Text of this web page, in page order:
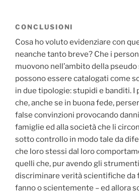
CONCLUSIONI
Cosa ho voluto evidenziare con
neanche tanto breve? Che i
muovono nell’ambito della
possono essere catalogati come
in due tipologie: stupidi e banditi. I
che, anche se in buona fede,
false convinzioni provocando
famiglie ed alla società che li
sotto controllo in modo tale da
che loro stessi dal loro
quelli che, pur avendo gli
discriminare verità scientifiche da
fanno o scientemente – ed allora